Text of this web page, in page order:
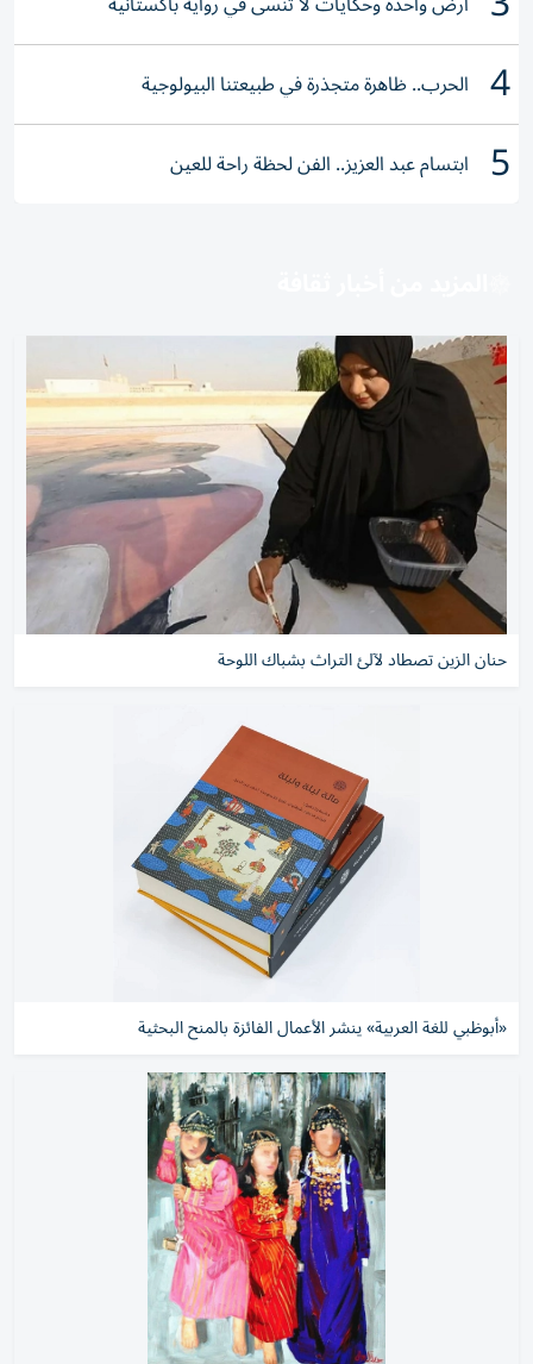
4 الحرب.. ظاهرة متجذرة في طبيعتنا البيولوجية
5 ابتسام عبد العزيز.. الفن لحظة راحة للعين
حنان الزين تصطاد لآلئ التراث بشباك اللوحة
«أبوظبي للغة العربية» ينشر الأعمال الفائزة بالمنح البحثية